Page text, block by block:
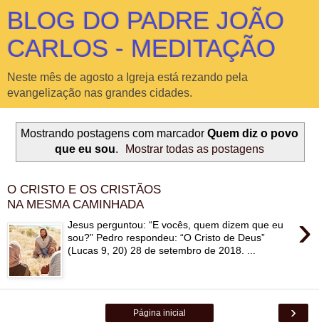
BLOG DO PADRE JOÃO
CARLOS - MEDITAÇÃO
Neste mês de agosto a Igreja está rezando pela
evangelização nas grandes cidades.
Mostrando postagens com marcador Quem diz o povo
que eu sou. Mostrar todas as postagens
O CRISTO E OS CRISTÃOS
NA MESMA CAMINHADA
›
Jesus perguntou: “E vocês, quem dizem que eu
sou?” Pedro respondeu: “O Cristo de Deus”
(Lucas 9, 20) 28 de setembro de 2018. ...
›
Página inicial